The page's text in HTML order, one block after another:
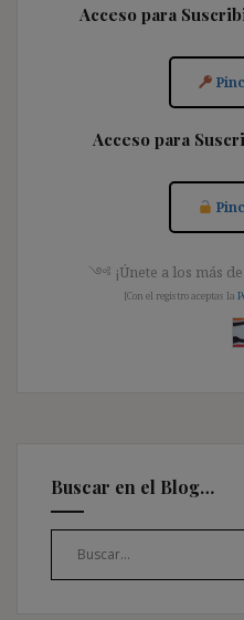
Acceso para
Acceso para
༺ ¡Únete a los más
[Con el registro aceptas la
Buscar en el Blog…